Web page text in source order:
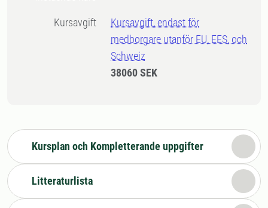
Kursavgift
Kursavgift, endast för
medborgare utanför EU, EES, och
Schweiz
38060 SEK
Kursplan och Kompletterande uppgifter
Litteraturlista